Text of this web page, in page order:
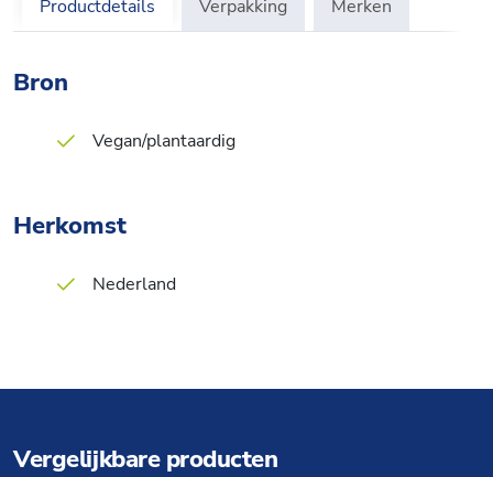
Productdetails Verpakking Merken
Bron
Vegan/plantaardig
Herkomst
Nederland
Vergelijkbare producten